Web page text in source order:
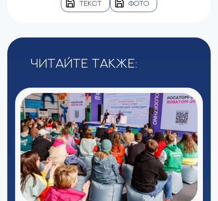
ТЕКСТ ФОТО
Читайте также: